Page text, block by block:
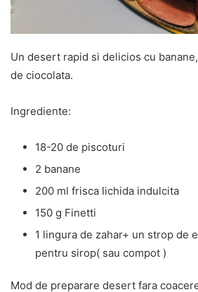
Un desert rapid si delicios cu
de ciocolata.
Ingrediente:
18-20 de piscoturi
2 banane
200 ml frisca lichida indulcita
150 g Finetti
1 lingura de zahar+ un strop de
pentru sirop( sau compot )
Mod de preparare desert fara